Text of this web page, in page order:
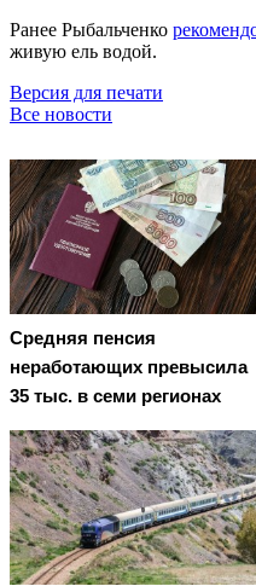
Ранее Рыбальченко
живую ель водой.
Версия для печати
Все новости
Средняя пенсия
неработающих превысила
35 тыс. в семи регионах